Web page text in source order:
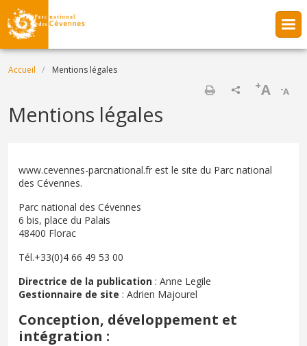
Aller au contenu principal
Fil d'Ariane
Accueil Mentions légales
-A
+A
Mentions légales
www.cevennes-parcnational.fr est le site du Parc national
des Cévennes.
Parc national des Cévennes
6 bis, place du Palais
48400 Florac
Tél.+33(0)4 66 49 53 00
Directrice de la publication : Anne Legile
Gestionnaire de site : Adrien Majourel
Conception, développement et
intégration :